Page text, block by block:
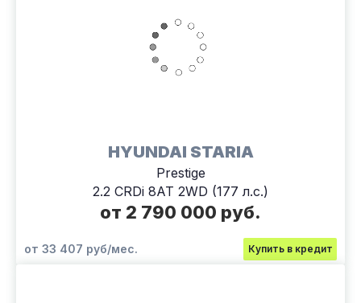
HYUNDAI STARIA
Prestige
2.2 CRDi 8AT 2WD (177 л.с.)
от 2 790 000 руб.
от 33 407 руб/мес. Купить в кредит